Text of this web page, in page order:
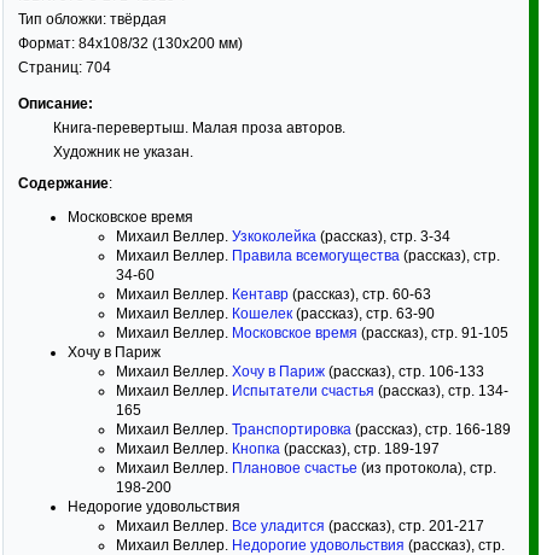
Тип обложки: твёрдая
Формат: 84x108/32 (130x200 мм)
Страниц: 704
Описание:
Книга-перевертыш. Малая проза авторов.
Художник не указан.
Содержание:
Московское время
Михаил Веллер. Узкоколейка (рассказ), стр. 3-34
Михаил Веллер. Правила всемогущества (рассказ), стр.
34-60
Михаил Веллер. Кентавр (рассказ), стр. 60-63
Михаил Веллер. Кошелек (рассказ), стр. 63-90
Михаил Веллер. Московское время (рассказ), стр. 91-105
Хочу в Париж
Михаил Веллер. Хочу в Париж (рассказ), стр. 106-133
Михаил Веллер. Испытатели счастья (рассказ), стр. 134-
165
Михаил Веллер. Транспортировка (рассказ), стр. 166-189
Михаил Веллер. Кнопка (рассказ), стр. 189-197
Михаил Веллер. Плановое счастье (из протокола), стр.
198-200
Недорогие удовольствия
Михаил Веллер. Все уладится (рассказ), стр. 201-217
Михаил Веллер. Недорогие удовольствия (рассказ), стр.